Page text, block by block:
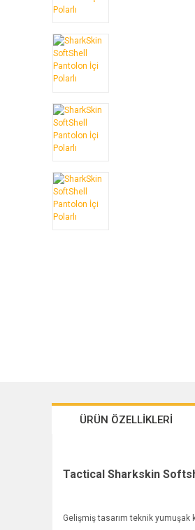
ÜRÜN ÖZELLİKLERİ
Tactical Sharkskin
Gelişmiş tasarım teknik